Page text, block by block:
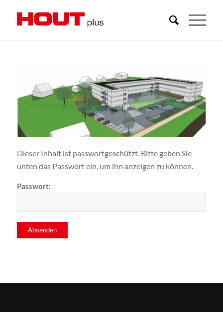
Dieser Inhalt ist passwortgeschützt. Bitte geben Sie
unten das Passwort ein, um ihn anzeigen zu können.
Passwort: